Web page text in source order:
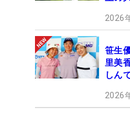
2026
笹生
里美
しん
2026